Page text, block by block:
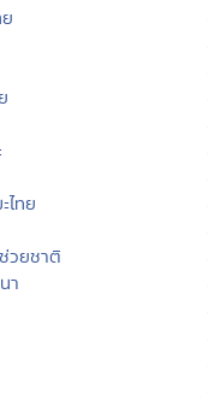
ไทย
วยชาติ
า